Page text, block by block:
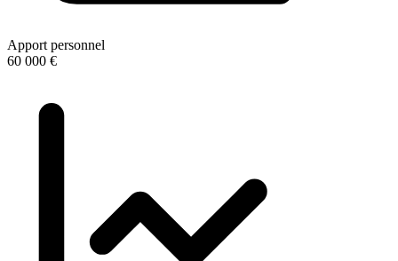
Apport personnel
60 000 €